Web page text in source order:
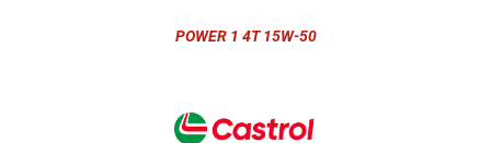
POWER 1 4T 15W-50